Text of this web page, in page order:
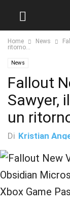
Home News
ritorno...
News
Fallout
Sawyer,
un
Di Kristian